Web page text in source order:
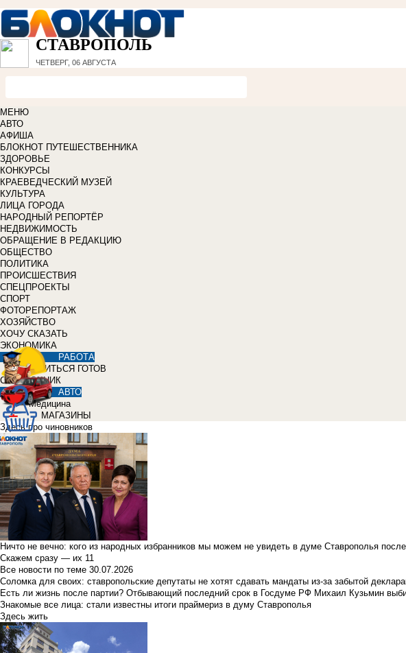
СТАВРОПОЛЬ
ЧЕТВЕРГ, 06 АВГУСТА
МЕНЮ
АВТО
АФИША
БЛОКНОТ ПУТЕШЕСТВЕННИКА
ЗДОРОВЬЕ
КОНКУРСЫ
КРАЕВЕДЧЕСКИЙ МУЗЕЙ
КУЛЬТУРА
ЛИЦА ГОРОДА
НАРОДНЫЙ РЕПОРТЁР
НЕДВИЖИМОСТЬ
ОБРАЩЕНИЕ В РЕДАКЦИЮ
ОБЩЕСТВО
ПОЛИТИКА
ПРОИСШЕСТВИЯ
СПЕЦПРОЕКТЫ
СПОРТ
ФОТОРЕПОРТАЖ
ХОЗЯЙСТВО
ХОЧУ СКАЗАТЬ
ЭКОНОМИКА
РАБОТА
УЧИТЬСЯ ГОТОВ
СПРАВОЧНИК
АВТО
Медицина
МАГАЗИНЫ
Здесь про чиновников
Ничто не вечно: кого из народных избранников мы можем не увидеть в думе Ставрополья
Скажем сразу — их 11
Все новости по теме 30.07.2026
Соломка для своих: ставропольские депутаты не хотят сдавать мандаты из-за забытой
Есть ли жизнь после партии? Отбывающий последний срок в Госдуме РФ Михаил Кузьмин
Знакомые все лица: стали известны итоги праймериз в думу Ставрополья
Здесь жить